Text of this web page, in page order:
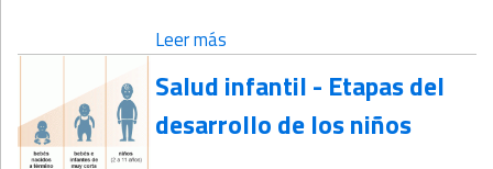
Leer más
Salud infantil - Etapas del
desarrollo de los niños